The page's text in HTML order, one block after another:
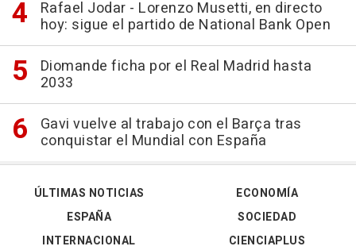
Rafael Jodar - Lorenzo Musetti, en directo
hoy: sigue el partido de National Bank Open
Diomande ficha por el Real Madrid hasta
2033
Gavi vuelve al trabajo con el Barça tras
conquistar el Mundial con España
ÚLTIMAS NOTICIAS
ESPAÑA
INTERNACIONAL
ECONOMÍA
SOCIEDAD
CIENCIAPLUS